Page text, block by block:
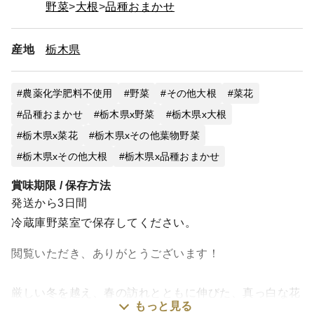
野菜
大根 品種おまかせ
産地 栃木県
農薬化学肥料不使用 野菜 その他大根
菜花
品種おまかせ
栃木県x野菜
栃木県x大根
栃木県x菜花
栃木県xその他葉物野菜
栃木県xその他大根
栃木県x品種おまかせ
賞味期限 / 保存方法
発送から3日間
冷蔵庫野菜室で保存してください。
閲覧いただき、ありがとうございます！
厳しい冬を越え、春の訪れとともに伸びた、真っ白な花
を咲かせ始めた大根の大根の花芽と花の部分をセットで
もっと見る